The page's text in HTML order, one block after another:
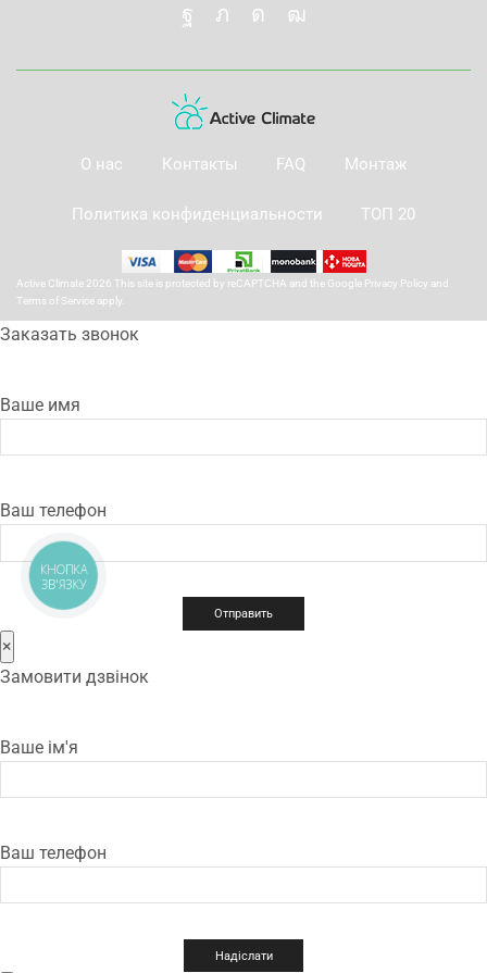
О нас Контакты FAQ Монтаж
Политика конфиденциальности ТОП 20
Active Climate 2026 This site is protected by reCAPTCHA and the Google Privacy Policy and
Terms of Service apply.
Заказать звонок
Ваше имя
Ваш телефон
×
Замовити дзвінок
Ваше ім'я
Ваш телефон
КНОПКА
ЗВ'ЯЗКУ